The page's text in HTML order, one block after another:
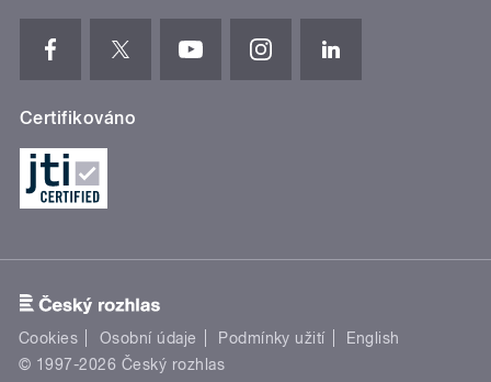
Certifikováno
Cookies Osobní údaje Podmínky užití
English
© 1997-2026 Český rozhlas